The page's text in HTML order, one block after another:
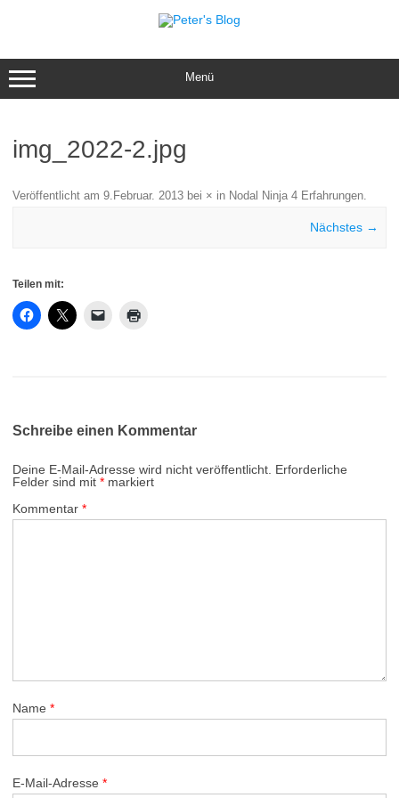
Menü
img_2022-2.jpg
Veröffentlicht am 9.Februar. 2013 bei × in Nodal Ninja 4 Erfahrungen.
Nächstes →
Teilen mit:
Schreibe einen Kommentar
Deine E-Mail-Adresse wird nicht veröffentlicht. Erforderliche
Felder sind mit * markiert
Kommentar *
Name *
E-Mail-Adresse *